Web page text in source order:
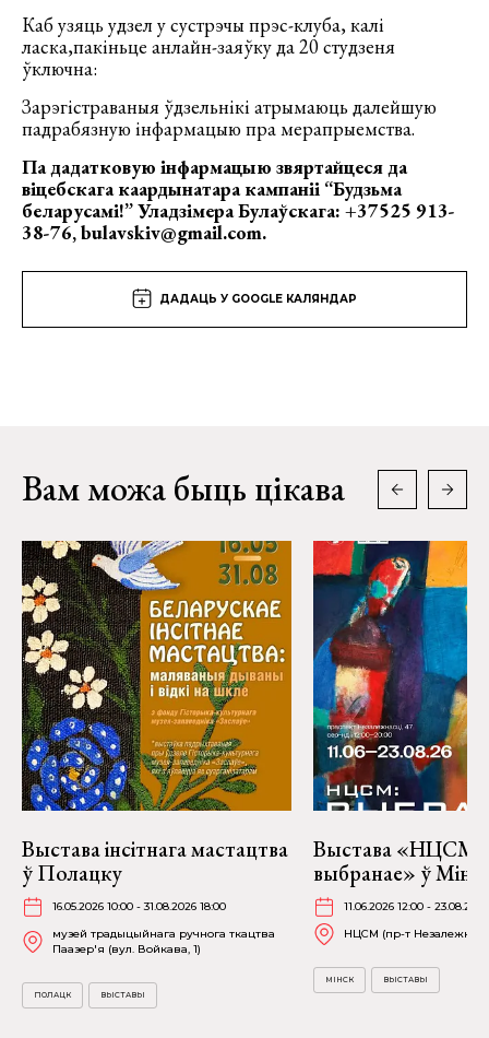
Каб узяць удзел у сустрэчы прэс-клуба, калі
ласка,пакіньце анлайн-заяўку да 20 студзеня
ўключна:
Зарэгістраваныя ўдзельнікі атрымаюць далейшую
падрабязную інфармацыю пра мерапрыемства.
Па дадатковую інфармацыю звяртайцеся да
віцебскага каардынатара кампаніі “Будзьма
беларусамі!” Уладзімера Булаўскага: +37525 913-
38-76, bulavskiv@gmail.com.
ДАДАЦЬ У GOOGLE КАЛЯНДАР
Вам можа быць цікава
Выстава інсітнага мастацтва
ў Полацку
16.05.2026 10:00 - 31.08.2026 18:00
музей традыцыйнага ручнога ткацтва
Паазер'я (вул. Войкава, 1)
ПОЛАЦК ВЫСТАВЫ
Выстава «НЦСМ:
выбранае» ў
11.06.2026 12:00 -
НЦСМ (пр-т
МІНСК ВЫСТАВЫ